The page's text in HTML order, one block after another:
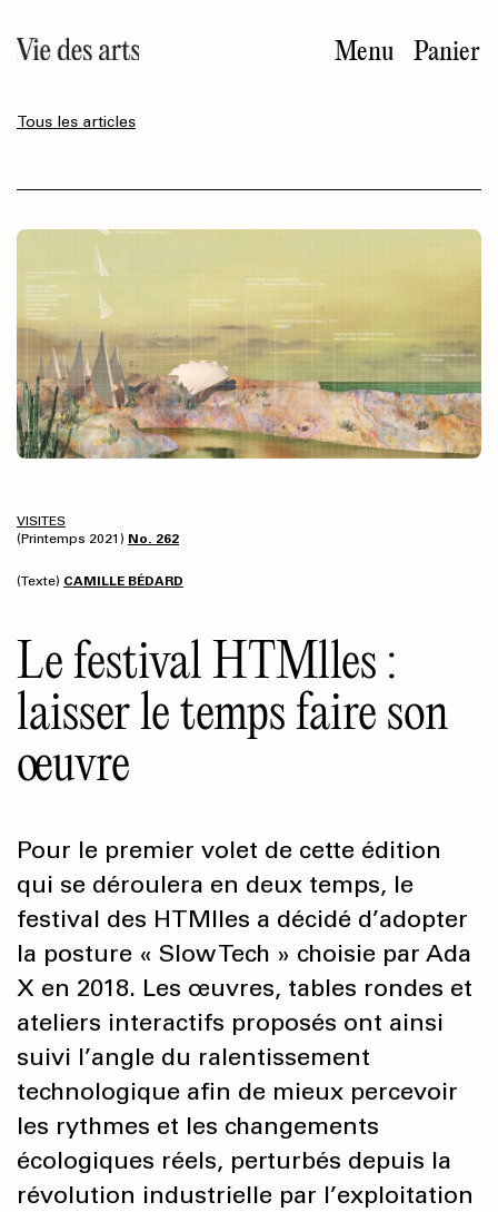
au
contenu
Menu Panier
Tous les articles
VISITES
(Printemps 2021) No. 262
(Texte) CAMILLE BÉDARD
Le festival HTMlles :
laisser le temps faire son
œuvre
Pour le premier volet de cette édition
qui se déroulera en deux temps, le
festival des HTMlles a décidé d’adopter
la posture « Slow Tech » choisie par Ada
X en 2018. Les œuvres, tables rondes et
ateliers interactifs proposés ont ainsi
suivi l’angle du ralentissement
technologique afin de mieux percevoir
les rythmes et les changements
écologiques réels, perturbés depuis la
révolution industrielle par l’exploitation